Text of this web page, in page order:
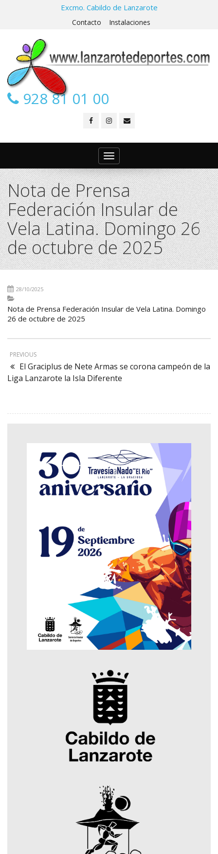
Excmo. Cabildo de Lanzarote
Contacto Instalaciones
928 81 01 00
Toggle
navigation
Nota de Prensa
Federación Insular de
Vela Latina. Domingo 26
de octubre de 2025
28/10/2025
Nota de Prensa Federación Insular de Vela Latina. Domingo
26 de octubre de 2025
PREVIOUS
El Graciplus de Nete Armas se corona campeón de la
Liga Lanzarote la Isla Diferente